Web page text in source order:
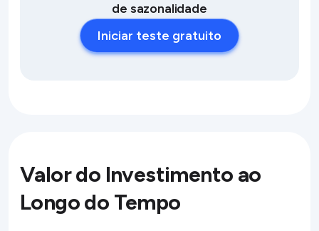
de sazonalidade
Iniciar teste gratuito
Valor do Investimento ao
Longo do Tempo